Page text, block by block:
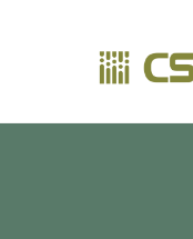
調查